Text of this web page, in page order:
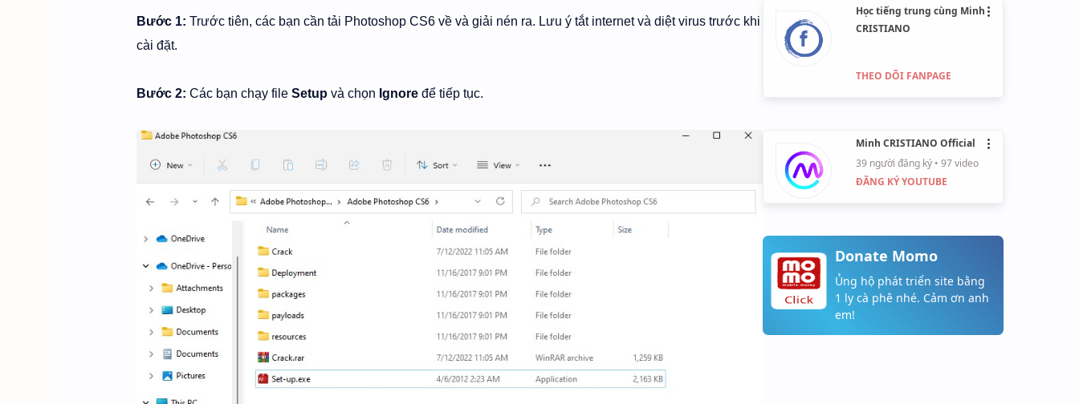
Bước 1: Trước tiên, các bạn cần tải Photoshop CS6 về và giải nén ra. Lưu ý tắt internet và diệt virus trước khi
cài đặt.
Bước 2: Các bạn chạy file Setupvà chọn Ignoređể tiếp tục.
Học tiếng trung cùng Minh
CRISTIANO
THEO DÕI FANPAGE
•••
Minh CRISTIANO Official
39 người đăng ký • 97 video
ĐĂNG KÝ YOUTUBE
•••
Click
Donate Momo
Ủng hộ phát triển site bằng
1 ly cà phê nhé. Cảm ơn anh
em!